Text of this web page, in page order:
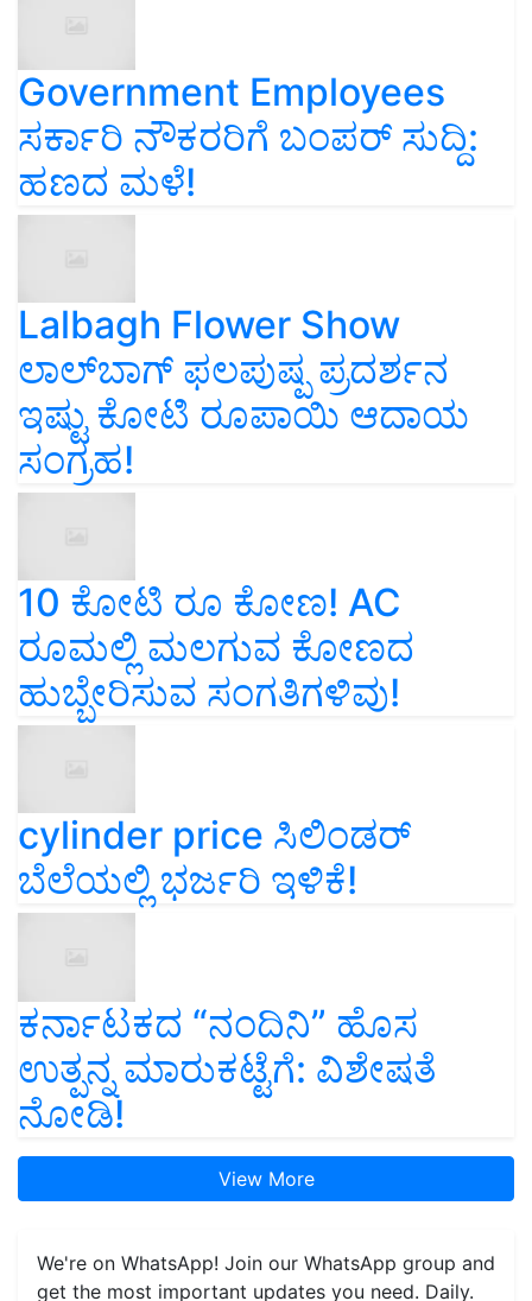
Government Employees
ಸರ್ಕಾರಿ ನೌಕರರಿಗೆ ಬಂಪರ್‌ ಸುದ್ದಿ:
ಹಣದ ಮಳೆ!
Lalbagh Flower Show
ಲಾಲ್‌ಬಾಗ್ ಫಲಪುಷ್ಪ ಪ್ರದರ್ಶನ
ಇಷ್ಟು ಕೋಟಿ ರೂಪಾಯಿ ಆದಾಯ
ಸಂಗ್ರಹ!
10 ಕೋಟಿ ರೂ ಕೋಣ! AC
ರೂಮಲ್ಲಿ ಮಲಗುವ ಕೋಣದ
ಹುಬ್ಬೇರಿಸುವ ಸಂಗತಿಗಳಿವು!
cylinder price ಸಿಲಿಂಡರ್‌
ಬೆಲೆಯಲ್ಲಿ ಭರ್ಜರಿ ಇಳಿಕೆ!
ಕರ್ನಾಟಕದ “ನಂದಿನಿ” ಹೊಸ
ಉತ್ಪನ್ನ ಮಾರುಕಟ್ಟೆಗೆ: ವಿಶೇಷತೆ
ನೋಡಿ!
View More
We're on WhatsApp! Join our WhatsApp group and
get the most important updates you need. Daily.